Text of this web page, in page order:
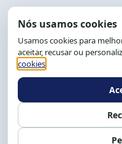
End.: R.
Tel.: (71) 2104-
Expediente:
Siga nossas